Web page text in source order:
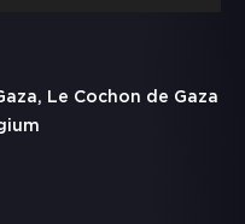
Le Cochon de Gaza